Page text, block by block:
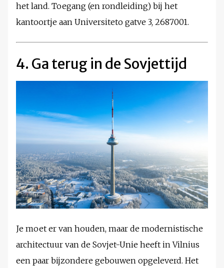
het land. Toegang (en rondleiding) bij het
kantoortje aan Universiteto gatve 3, 2687001.
4. Ga terug in de Sovjettijd
Je moet er van houden, maar de modernistische
architectuur van de Sovjet-Unie heeft in Vilnius
een paar bijzondere gebouwen opgeleverd. Het